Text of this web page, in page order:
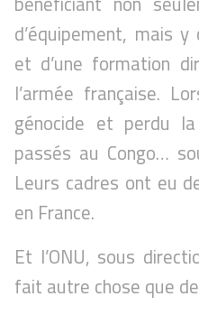
d’équipement, mais y
et d’une formation
l’armée française.
génocide et perdu
passés au Congo…
Leurs cadres ont eu
en France.
Et l’ONU, sous
fait autre chose que